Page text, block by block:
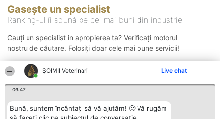
ȘOIMII Veterinari Live chat
06:47
Bună, suntem încântați să vă ajutăm! 🙂 Vă rugăm
Gasește un specialist
Ranking-ul îi adună pe cei mai buni din industrie
Cauți un specialist in apropierea ta? Verificați motorul
nostru de căutare. Folosiți doar cele mai bune servicii!